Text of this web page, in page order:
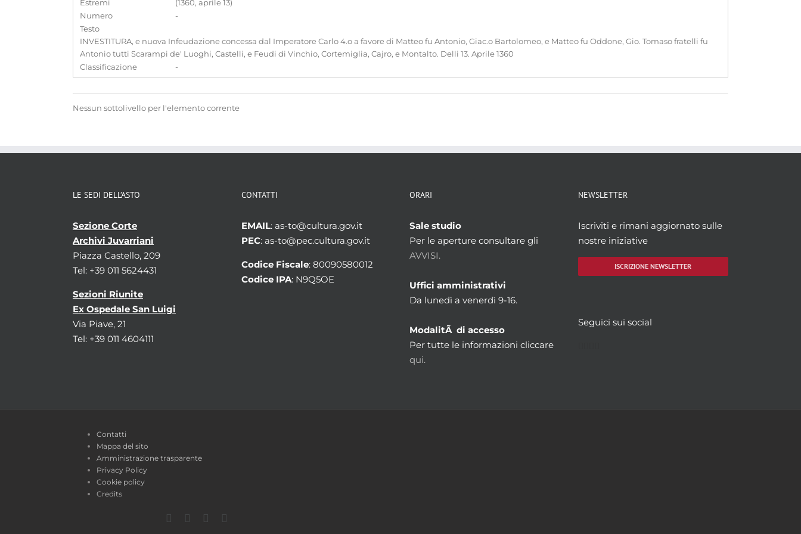
Estremi
(1360, aprile 13)
Numero
-
Testo
INVESTITURA, e nuova Infeudazione concessa dal Imperatore Carlo 4.o a favore di Matteo fu Antonio, Giac.o Bartolomeo, e Matteo fu Oddone, Gio. Tomaso fratelli fu
Antonio tutti Scarampi de' Luoghi, Castelli, e Feudi di Vinchio, Cortemiglia, Cajro, e Montalto. Delli 13. Aprile 1360
Classificazione
-
Nessun sottolivello per l'elemento corrente
LE SEDI DELL’ASTO
Sezione Corte
Archivi Juvarriani
Piazza Castello, 209
Tel: +39 011 5624431
Sezioni Riunite
Ex Ospedale San Luigi
Via Piave, 21
Tel: +39 011 4604111
CONTATTI
EMAIL: as-to@cultura.gov.it
PEC: as-to@pec.cultura.gov.it
Codice Fiscale: 80090580012
Codice IPA: N9Q5OE
ORARI
Sale studio
Per le aperture consultare gli
AVVISI.
Uffici amministrativi
Da lunedì a venerdì 9-16.
ModalitÃ di accesso
Per tutte le informazioni cliccare
qui.
NEWSLETTER
Iscriviti e rimani aggiornato sulle
nostre iniziative
ISCRIZIONE NEWSLETTER
Seguici sui social
Contatti
Mappa del sito
Amministrazione trasparente
Privacy Policy
Cookie policy
Credits
Facebook
TwitterYouTube